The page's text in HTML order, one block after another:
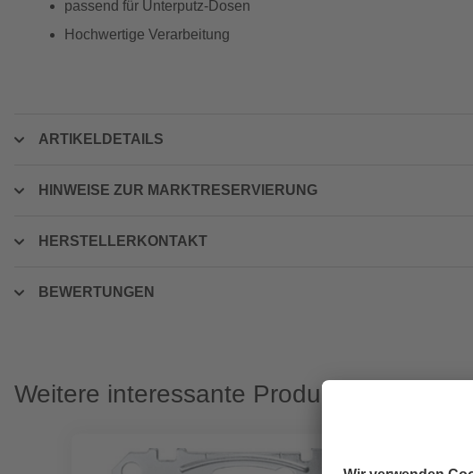
passend für Unterputz-Dosen
Hochwertige Verarbeitung
ARTIKELDETAILS
HINWEISE ZUR MARKTRESERVIERUNG
HERSTELLERKONTAKT
BEWERTUNGEN
Weitere interessante Produkte